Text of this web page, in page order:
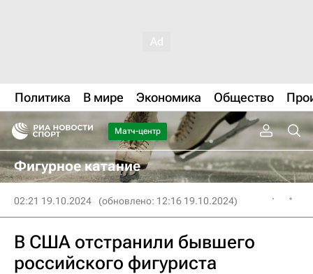
Политика В мире Экономика Общество
Матч-центр
Фигурное катание
02:21 19.10.2024 (обновлено: 12:16 19.10.2024)
В США отстранили бывшего
российского фигуриста